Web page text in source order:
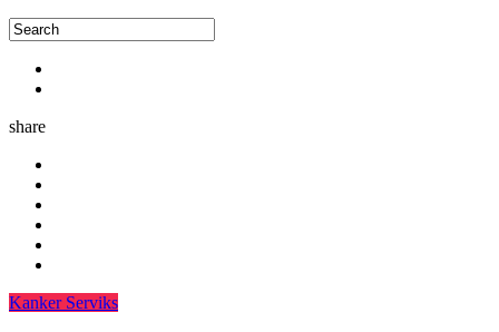
share
Kanker Serviks